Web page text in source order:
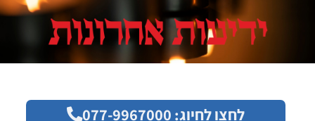
לחצו לחיוג: 077-9967000